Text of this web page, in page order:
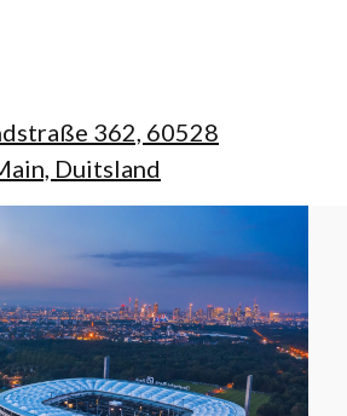
362, 60528
Duitsland